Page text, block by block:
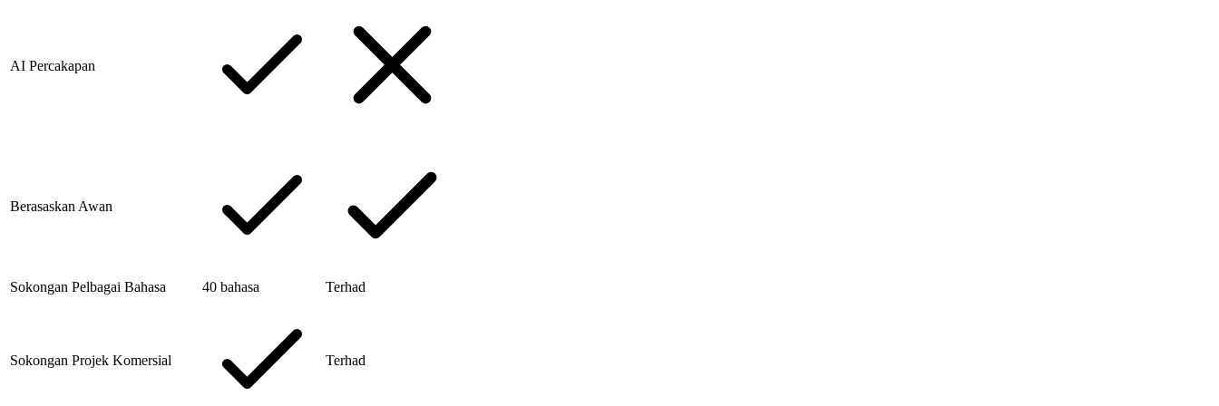
AI Percakapan
Berasaskan Awan
Sokongan Pelbagai Bahasa 40 bahasa Terhad
Sokongan Projek Komersial Terhad